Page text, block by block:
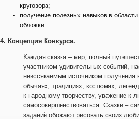
кругозора;
получение полезных навыков в
обложки.
4. Концепция Конкурса.
Каждая сказка – мир, полный
участником удивительных событий,
неиссякаемым источником получения
обычаях, традициях, костюмах,
к народному творчеству, уважение к
самосовершенствоваться. Сказки –
заданий обожают рисовать своих